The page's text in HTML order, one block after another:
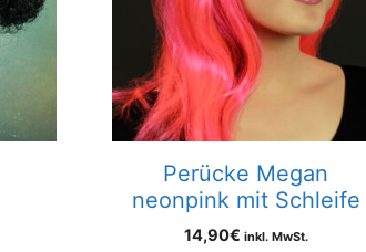
Perücke Megan
neonpink mit Schleife
14,90€ inkl. MwSt.